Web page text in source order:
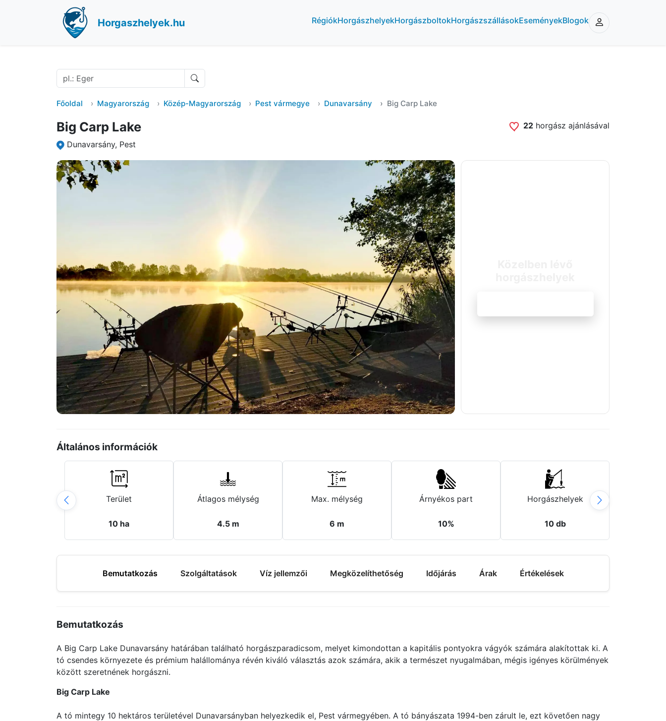
Horgaszhelyek.hu RégiókHorgászhelyekHorgászboltokHorgászszállásokEseményekBlogok
Főoldal Magyarország Közép-Magyarország Pest vármegye Dunavarsány Big Carp Lake
Big Carp Lake
Dunavarsány, Pest
22 horgász ajánlásával
Általános információk
Terület
10 ha
Átlagos mélység
4.5 m
Max. mélység
6 m
Árnyékos part
10%
Horgászhelyek
10 db
Bemutatkozás Szolgáltatások Víz jellemzői Megközelíthetőség Időjárás Árak Értékelések
Bemutatkozás
A Big Carp Lake Dunavarsány határában található horgászparadicsom, melyet kimondottan a kapitális pontyokra vágyók számára alakítottak ki. A
tó csendes környezete és prémium halállománya révén kiváló választás azok számára, akik a természet nyugalmában, mégis igényes körülmények
között szeretnének horgászni.
Big Carp Lake
A tó mintegy 10 hektáros területével Dunavarsányban helyezkedik el, Pest vármegyében. A tó bányászata 1994-ben zárult le, ezt követően nagy